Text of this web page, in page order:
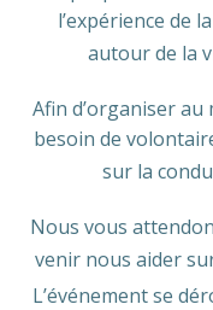
l’expérience de
autour de la
Afin d’organiser
besoin de
sur la
Nous vous
venir nous aider
L’événement se